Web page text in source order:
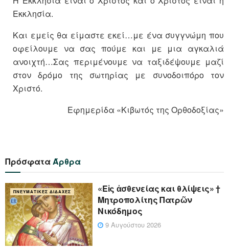
Εκκλησία.
Και εμείς θα είμαστε εκεί…με ένα συγγνώμη που
οφείλουμε να σας πούμε και με μια αγκαλιά
ανοιχτή…Σας περιμένουμε να ταξιδέψουμε μαζί
στον δρόμο της σωτηρίας με συνοδοιπόρο τον
Χριστό.
Εφημερίδα «Κιβωτός της Ορθοδοξίας»
ΠρόσφαταΆρθρα
ΠΝΕΥΜΑΤΙΚΈΣ ΔΙΔΑΧΈΣ
«Eἰς ἀσθενείας και θλίψεις» †
Μητροπολίτης Πατρῶν
Νικόδημος
9 Αυγούστου 2026